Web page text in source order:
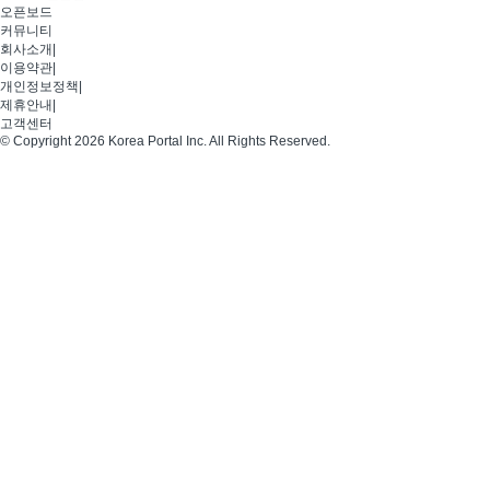
오픈보드
커뮤니티
회사소개
이용약관
개인정보정책
제휴안내
고객센터
© Copyright 2026 Korea Portal Inc. All Rights Reserved.